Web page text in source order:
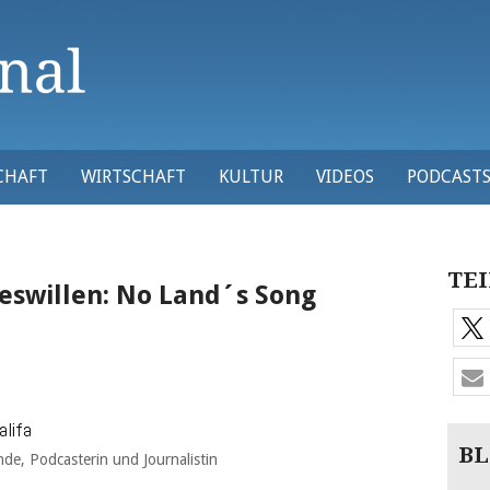
WIRTSCHAFT KULTUR VIDEOS PODCASTS
No Land´s Song
Podcasterin und Journalistin